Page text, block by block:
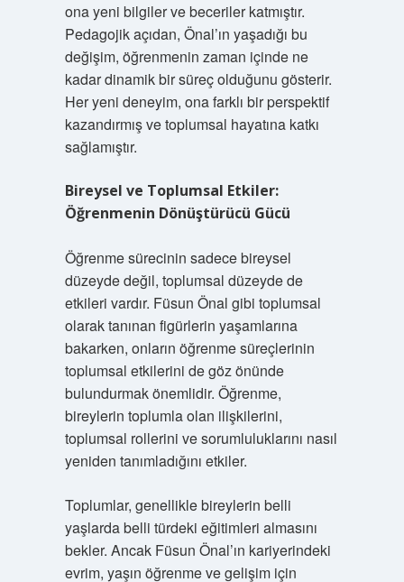
ona yeni bilgiler ve beceriler katmıştır.
Pedagojik açıdan, Önal’ın yaşadığı bu
değişim, öğrenmenin zaman içinde ne
kadar dinamik bir süreç olduğunu gösterir.
Her yeni deneyim, ona farklı bir perspektif
kazandırmış ve toplumsal hayatına katkı
sağlamıştır.
Bireysel ve Toplumsal Etkiler:
Öğrenmenin Dönüştürücü Gücü
Öğrenme sürecinin sadece bireysel
düzeyde değil, toplumsal düzeyde de
etkileri vardır. Füsun Önal gibi toplumsal
olarak tanınan figürlerin yaşamlarına
bakarken, onların öğrenme süreçlerinin
toplumsal etkilerini de göz önünde
bulundurmak önemlidir. Öğrenme,
bireylerin toplumla olan ilişkilerini,
toplumsal rollerini ve sorumluluklarını nasıl
yeniden tanımladığını etkiler.
Toplumlar, genellikle bireylerin belli
yaşlarda belli türdeki eğitimleri almasını
bekler. Ancak Füsun Önal’ın kariyerindeki
evrim, yaşın öğrenme ve gelişim için